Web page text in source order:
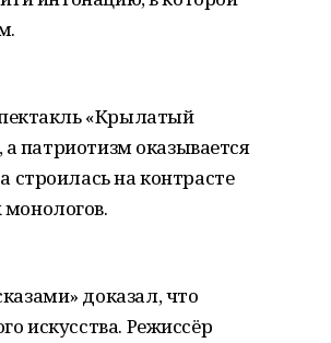
«Крылатый
а патриотизм оказывается
на контрасте
доказал, что
искусства. Режиссёр